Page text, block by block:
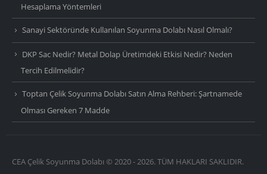
Hesaplama Yöntemleri
Sanayi Sektöründe Kullanılan Soyunma Dolabı Nasıl Olmalı?
DKP Sac Nedir? Metal Dolap Üretimdeki Etkisi Nedir? Neden
Tercih Edilmelidir?
Toptan Çelik Soyunma Dolabı Satın Alma Rehberi: Şartnamede
Olması Gereken 7 Madde
CEA Çelik Soyunma Dolabı © 2020 - 2026. TÜM HAKLARI SAKLIDIR.